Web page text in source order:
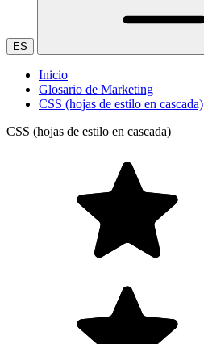
ES
Inicio
Glosario de Marketing
CSS (hojas de estilo en cascada)
CSS (hojas de estilo en cascada)